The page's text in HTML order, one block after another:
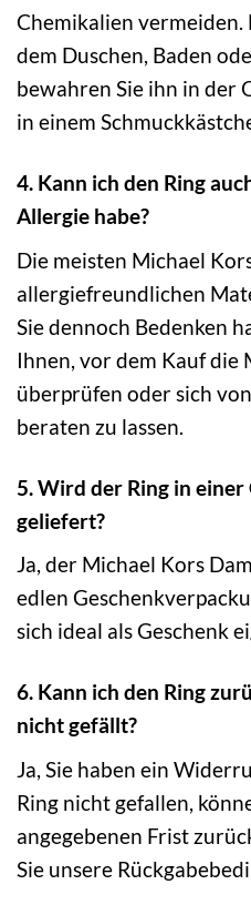
Chemikalien vermeiden.
dem Duschen, Baden
bewahren Sie ihn in der
in einem
4. Kann ich den Ring
Allergie habe?
Die meisten Michael
allergiefreundlichen
Sie dennoch Bedenken
Ihnen, vor dem Kauf die
überprüfen oder sich
beraten zu lassen.
5. Wird der Ring in
geliefert?
Ja, der Michael Kors
edlen
sich ideal als Geschenk
6. Kann ich den Ring
nicht gefällt?
Ja, Sie haben ein
Ring nicht gefallen,
angegebenen Frist
Sie unsere